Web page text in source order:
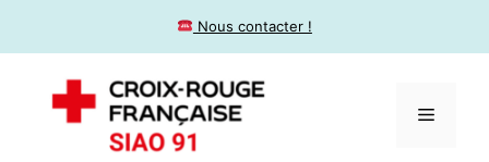
​ Nous contacter !